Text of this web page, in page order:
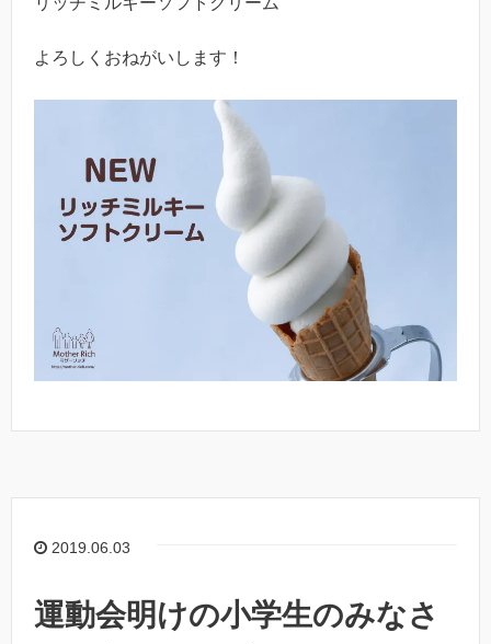
よろしくおねがいします！
2019.06.03
運動会明けの小学生のみなさ